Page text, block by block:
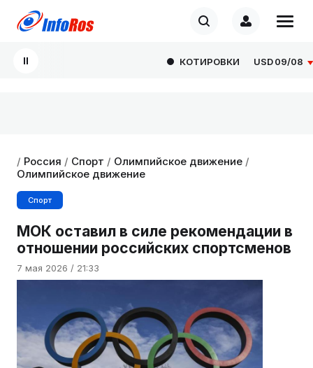
КОТИРОВКИ USD 09/08
/ Россия / Спорт / Олимпийское движение /
Олимпийское движение
Спорт
МОК оставил в силе рекомендации в
отношении российских спортсменов
7 мая 2026 / 21:33